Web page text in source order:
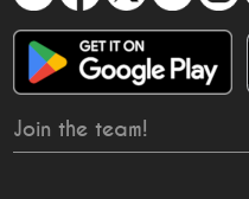
Join the team!